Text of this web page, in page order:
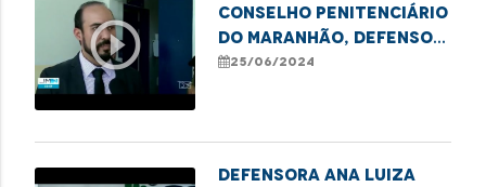
play_circle_outline
Conselho Penitenciário
do Maranhão, defensor
Thiago Josino, destaca
apenados
25/06/2024
Defensora Ana Luiza